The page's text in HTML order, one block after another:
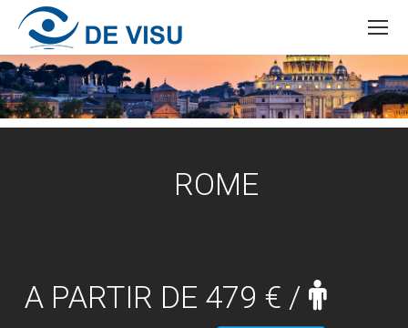
ROME
A PARTIR DE 479 € /